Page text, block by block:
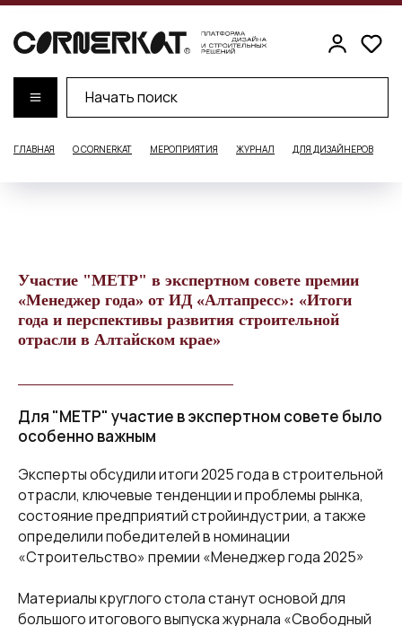
ГЛАВНАЯ О CORNERKAT МЕРОПРИЯТИЯ ЖУРНАЛ ДЛЯ ДИЗАЙНЕРОВ
Участие "МЕТР" в экспертном совете премии
«Менеджер года» от ИД «Алтапресс»: «Итоги
года и перспективы развития строительной
отрасли в Алтайском крае»
Для "МЕТР" участие в экспертном совете было
особенно важным
Эксперты обсудили итоги 2025 года в строительной
отрасли, ключевые тенденции и проблемы рынка,
состояние предприятий стройиндустрии, а также
определили победителей в номинации
«Строительство» премии «Менеджер года 2025»
Материалы круглого стола станут основой для
большого итогового выпуска журнала «Свободный